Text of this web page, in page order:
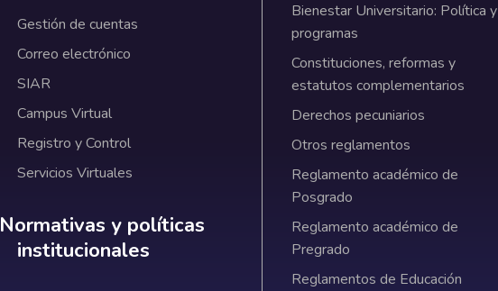
Gestión de cuentas
Correo electrónico
SIAR
Campus Virtual
Registro y Control
Servicios Virtuales
Normativas y políticas institucionales
Normativas y políticas
institucionales
Bienestar Universitario: Política y
programas
Constituciones, reformas y
estatutos complementarios
Derechos pecuniarios
Otros reglamentos
Reglamento académico de
Posgrado
Reglamento académico de
Pregrado
Reglamentos de Educación